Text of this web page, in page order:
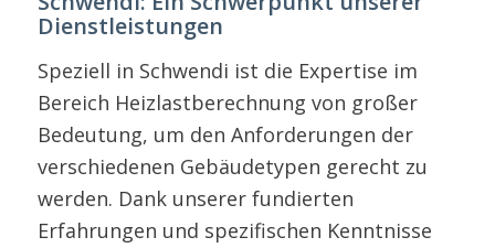
Dienstleistungen
Speziell in Schwendi ist die Expertise im
Bereich Heizlastberechnung von großer
Bedeutung, um den Anforderungen der
verschiedenen Gebäudetypen gerecht zu
werden. Dank unserer fundierten
Erfahrungen und spezifischen Kenntnisse